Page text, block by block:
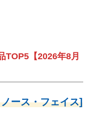
TOP5【2026年8月
ース・フェイス]